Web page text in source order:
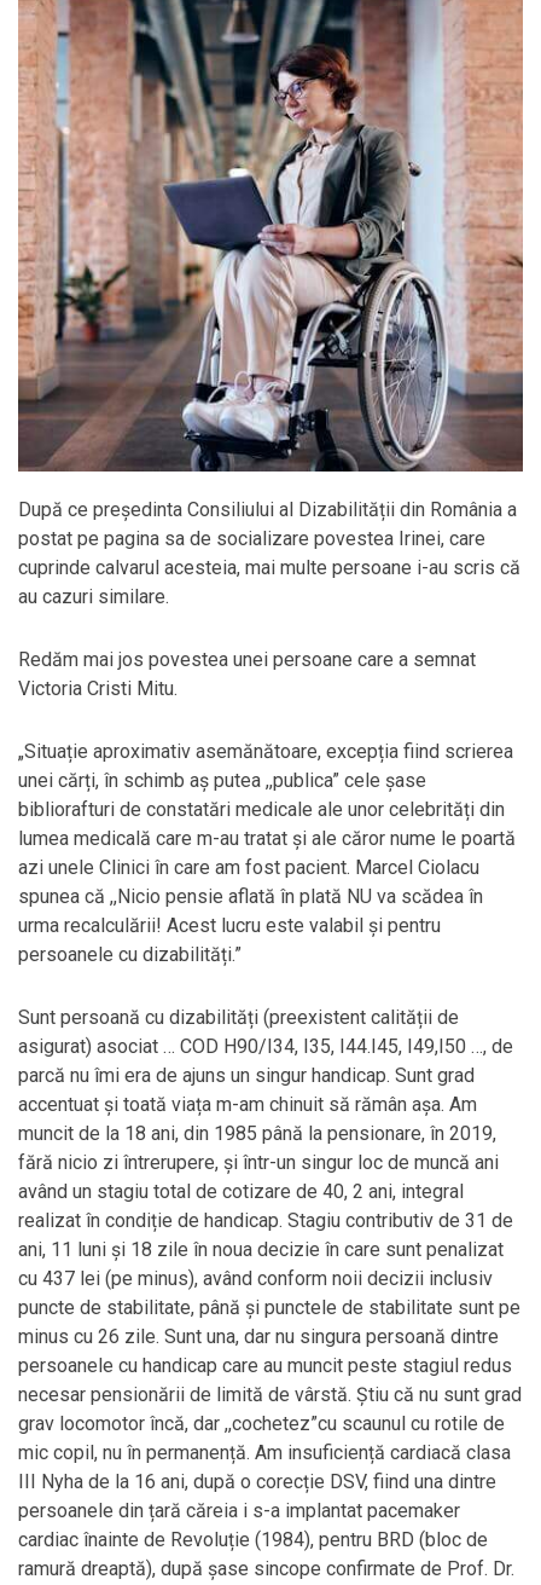
După ce președinta Consiliului al Dizabilității din România a
postat pe pagina sa de socializare povestea Irinei, care
cuprinde calvarul acesteia, mai multe persoane i-au scris că
au cazuri similare.
Redăm mai jos povestea unei persoane care a semnat
Victoria Cristi Mitu.
„Situație aproximativ asemănătoare, excepția fiind scrierea
unei cărți, în schimb aș putea ,,publica” cele șase
bibliorafturi de constatări medicale ale unor celebrități din
lumea medicală care m-au tratat și ale căror nume le poartă
azi unele Clinici în care am fost pacient. Marcel Ciolacu
spunea că ,,Nicio pensie aflată în plată NU va scădea în
urma recalculării! Acest lucru este valabil și pentru
persoanele cu dizabilități.”
Sunt persoană cu dizabilități (preexistent calității de
asigurat) asociat … COD H90/I34, I35, I44.I45, I49,I50 …, de
parcă nu îmi era de ajuns un singur handicap. Sunt grad
accentuat și toată viața m-am chinuit să rămân așa. Am
muncit de la 18 ani, din 1985 până la pensionare, în 2019,
fără nicio zi întrerupere, și într-un singur loc de muncă ani
având un stagiu total de cotizare de 40, 2 ani, integral
realizat în condiție de handicap. Stagiu contributiv de 31 de
ani, 11 luni și 18 zile în noua decizie în care sunt penalizat
cu 437 lei (pe minus), având conform noii decizii inclusiv
puncte de stabilitate, până și punctele de stabilitate sunt pe
minus cu 26 zile. Sunt una, dar nu singura persoană dintre
persoanele cu handicap care au muncit peste stagiul redus
necesar pensionării de limită de vârstă. Știu că nu sunt grad
grav locomotor încă, dar ,,cochetez”cu scaunul cu rotile de
mic copil, nu în permanență. Am insuficiență cardiacă clasa
III Nyha de la 16 ani, după o corecție DSV, fiind una dintre
persoanele din țară căreia i s-a implantat pacemaker
cardiac înainte de Revoluție (1984), pentru BRD (bloc de
ramură dreaptă), după șase sincope confirmate de Prof. Dr.